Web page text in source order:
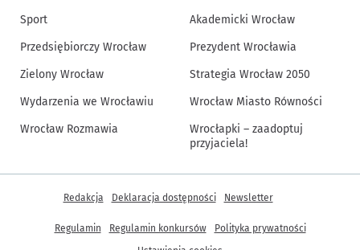
Sport
Przedsiębiorczy Wrocław
Zielony Wrocław
Wydarzenia we Wrocławiu
Wrocław Rozmawia
Akademicki Wrocław
Prezydent Wrocławia
Strategia Wrocław 2050
Wrocław Miasto Równości
Wrocłapki – zaadoptuj
przyjaciela!
Inne informacje
Redakcja Deklaracja dostępności Newsletter
Regulamin Regulamin konkursów
Polityka prywatności